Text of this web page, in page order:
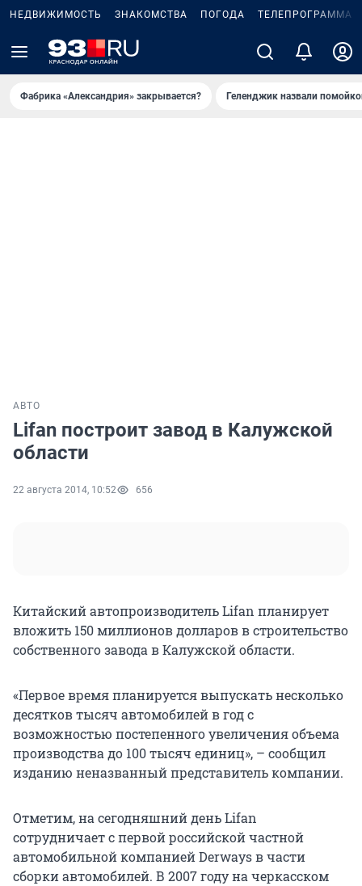
НЕДВИЖИМОСТЬ ЗНАКОМСТВА ПОГОДА ТЕЛЕПРОГРАММА
Фабрика «Александрия» закрывается? Геленджик назвали
АВТО
Lifan построит завод в Калужской
области
22 августа 2014, 10:52 656
Китайский автопроизводитель Lifan планирует
вложить 150 миллионов долларов в строительство
собственного завода в Калужской области.
«Первое время планируется выпускать несколько
десятков тысяч автомобилей в год с
возможностью постепенного увеличения объема
производства до 100 тысяч единиц», – сообщил
изданию неназванный представитель компании.
Отметим, на сегодняшний день Lifan
сотрудничает с первой российской частной
автомобильной компанией Derways в части
сборки автомобилей. В 2007 году на черкасском